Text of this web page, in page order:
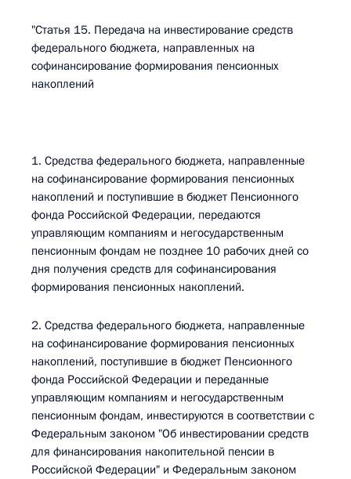
"Статья 15. Передача на инвестирование средств
федерального бюджета, направленных на
софинансирование формирования пенсионных
накоплений
1. Средства федерального бюджета, направленные
на софинансирование формирования пенсионных
накоплений и поступившие в бюджет Пенсионного
фонда Российской Федерации, передаются
управляющим компаниям и негосударственным
пенсионным фондам не позднее 10 рабочих дней со
дня получения средств для софинансирования
формирования пенсионных накоплений.
2. Средства федерального бюджета, направленные
на софинансирование формирования пенсионных
накоплений, поступившие в бюджет Пенсионного
фонда Российской Федерации и переданные
управляющим компаниям и негосударственным
пенсионным фондам, инвестируются в соответствии с
Федеральным законом "Об инвестировании средств
для финансирования накопительной пенсии в
Российской Федерации" и Федеральным законом